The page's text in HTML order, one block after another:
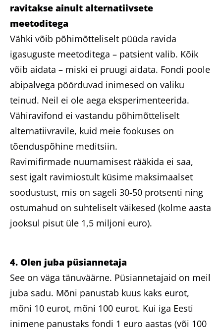
ravitakse ainult alternatiivsete
meetoditega
Vähki võib põhimõtteliselt püüda ravida
igasuguste meetoditega – patsient valib. Kõik
võib aidata – miski ei pruugi aidata. Fondi poole
abipalvega pöörduvad inimesed on valiku
teinud. Neil ei ole aega eksperimenteerida.
Vähiravifond ei vastandu põhimõtteliselt
alternatiivravile, kuid meie fookuses on
tõenduspõhine meditsiin.
Ravimifirmade nuumamisest rääkida ei saa,
sest igalt ravimiostult küsime maksimaalset
soodustust, mis on sageli 30-50 protsenti ning
ostumahud on suhteliselt väikesed (kolme aasta
jooksul pisut üle 1,5 miljoni euro).
4. Olen juba püsiannetaja
See on väga tänuväärne. Püsiannetajaid on meil
juba sadu. Mõni panustab kuus kaks eurot,
mõni 10 eurot, mõni 100 eurot. Kui iga Eesti
inimene panustaks fondi 1 euro aastas (või 100